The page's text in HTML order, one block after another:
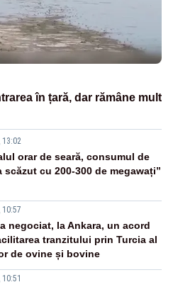
în țară, dar rămâne mult
orar de seară, consumul de
scăzut cu 200-300 de megawați”
a negociat, la Ankara, un acord
tranzitului prin Turcia al
de ovine și bovine